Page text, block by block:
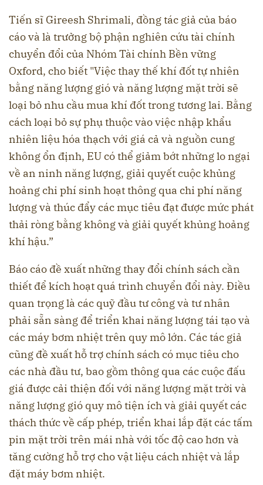
Tiến sĩ Gireesh Shrimali, đồng tác giả của báo
cáo và là trưởng bộ phận nghiên cứu tài chính
chuyển đổi của Nhóm Tài chính Bền vững
Oxford, cho biết "Việc thay thế khí đốt tự nhiên
bằng năng lượng gió và năng lượng mặt trời sẽ
loại bỏ nhu cầu mua khí đốt trong tương lai. Bằng
cách loại bỏ sự phụ thuộc vào việc nhập khẩu
nhiên liệu hóa thạch với giá cả và nguồn cung
không ổn định, EU có thể giảm bớt những lo ngại
về an ninh năng lượng, giải quyết cuộc khủng
hoảng chi phí sinh hoạt thông qua chi phí năng
lượng và thúc đẩy các mục tiêu đạt được mức phát
thải ròng bằng không và giải quyết khủng hoảng
khí hậu.”
Báo cáo đề xuất những thay đổi chính sách cần
thiết để kích hoạt quá trình chuyển đổi này. Điều
quan trọng là các quỹ đầu tư công và tư nhân
phải sẵn sàng để triển khai năng lượng tái tạo và
các máy bơm nhiệt trên quy mô lớn. Các tác giả
cũng đề xuất hỗ trợ chính sách có mục tiêu cho
các nhà đầu tư, bao gồm thông qua các cuộc đấu
giá được cải thiện đối với năng lượng mặt trời và
năng lượng gió quy mô tiện ích và giải quyết các
thách thức về cấp phép, triển khai lắp đặt các tấm
pin mặt trời trên mái nhà với tốc độ cao hơn và
tăng cường hỗ trợ cho vật liệu cách nhiệt và lắp
đặt máy bơm nhiệt.